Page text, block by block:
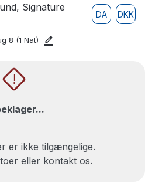
Signature
DA DKK
8 (1 Nat)
!
er ikke tilgængelige.
eller kontakt os.